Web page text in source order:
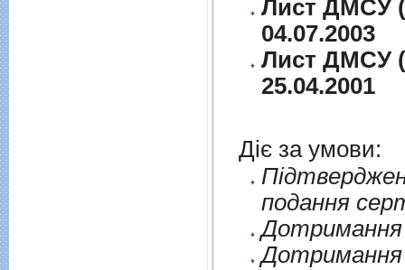
Лист ДМСУ
04.07.2003
Лист ДМСУ
25.04.2001
Діє за умови:
подання
Дотримання
Дотримання